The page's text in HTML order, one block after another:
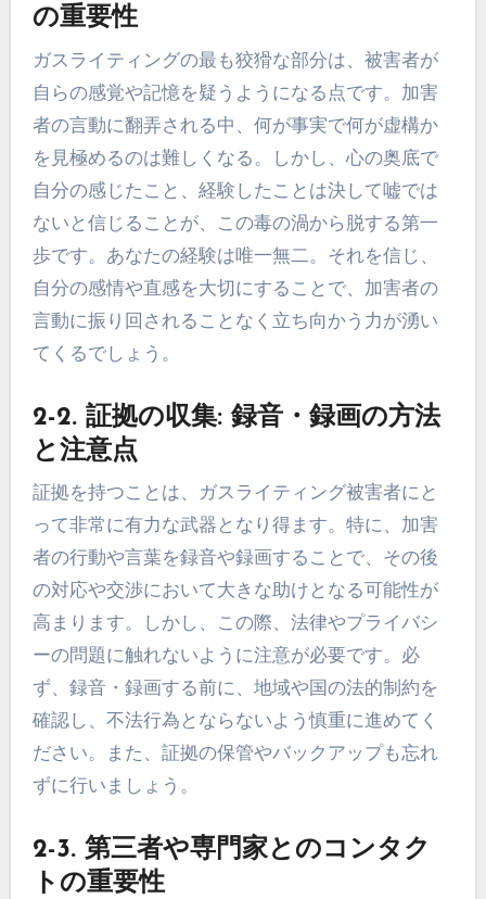
の重要性
ガスライティングの最も狡猾な部分は、被害者が
自らの感覚や記憶を疑うようになる点です。加害
者の言動に翻弄される中、何が事実で何が虚構か
を見極めるのは難しくなる。しかし、心の奥底で
自分の感じたこと、経験したことは決して嘘では
ないと信じることが、この毒の渦から脱する第一
歩です。あなたの経験は唯一無二。それを信じ、
自分の感情や直感を大切にすることで、加害者の
言動に振り回されることなく立ち向かう力が湧い
てくるでしょう。
2-2. 証拠の収集: 録音・録画の方法
と注意点
証拠を持つことは、ガスライティング被害者にと
って非常に有力な武器となり得ます。特に、加害
者の行動や言葉を録音や録画することで、その後
の対応や交渉において大きな助けとなる可能性が
高まります。しかし、この際、法律やプライバシ
ーの問題に触れないように注意が必要です。必
ず、録音・録画する前に、地域や国の法的制約を
確認し、不法行為とならないよう慎重に進めてく
ださい。また、証拠の保管やバックアップも忘れ
ずに行いましょう。
2-3. 第三者や専門家とのコンタク
トの重要性